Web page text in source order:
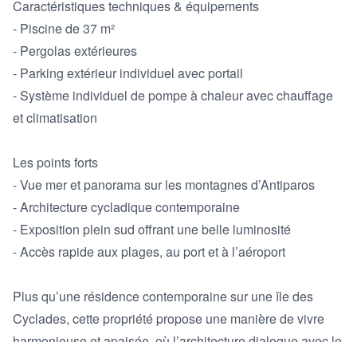
Caractéristiques techniques & équipements
- Piscine de 37 m²
- Pergolas extérieures
- Parking extérieur individuel avec portail
- Système individuel de pompe à chaleur avec chauffage
et climatisation
Les points forts
- Vue mer et panorama sur les montagnes d’Antiparos
- Architecture cycladique contemporaine
- Exposition plein sud offrant une belle luminosité
- Accès rapide aux plages, au port et à l’aéroport
Plus qu’une résidence contemporaine sur une île des
Cyclades, cette propriété propose une manière de vivre